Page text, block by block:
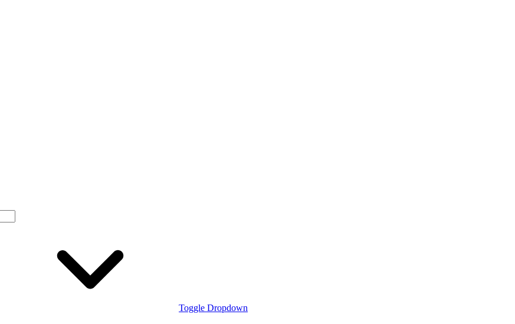
Toggle Dropdown